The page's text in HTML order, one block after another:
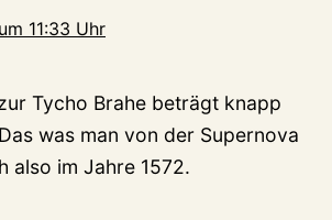
11:33 Uhr
Tycho Brahe beträgt knapp
was man von der Supernova
also im Jahre 1572.